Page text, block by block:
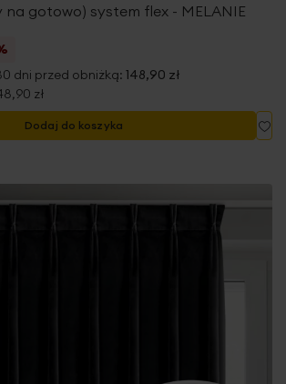
na gotowo) system flex - MELANIE
dni przed obniżką: 148,90 zł
zł
Dodaj do koszyka